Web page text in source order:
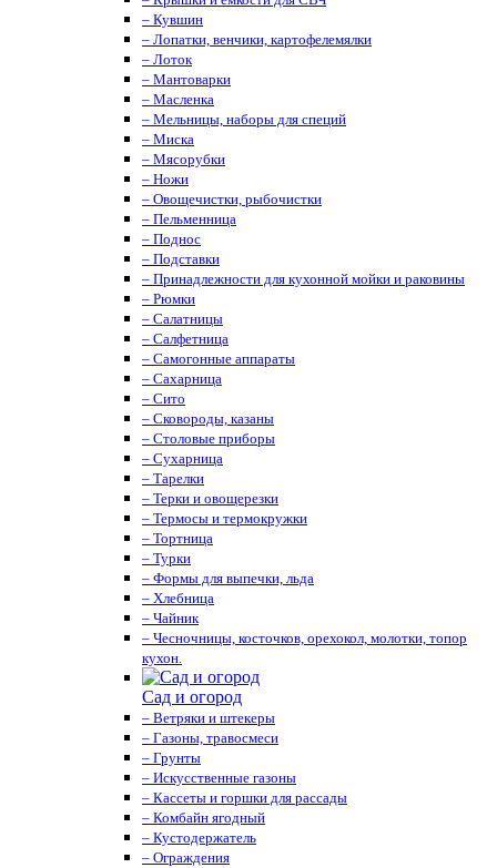
– Кувшин
– Лопатки, венчики, картофелемялки
– Лоток
– Мантоварки
– Масленка
– Мельницы, наборы для специй
– Миска
– Мясорубки
– Ножи
– Овощечистки, рыбочистки
– Пельменница
– Поднос
– Подставки
– Принадлежности для кухонной мойки и раковины
– Рюмки
– Салатницы
– Салфетница
– Самогонные аппараты
– Сахарница
– Сито
– Сковороды, казаны
– Столовые приборы
– Сухарница
– Тарелки
– Терки и овощерезки
– Термосы и термокружки
– Тортница
– Турки
– Формы для выпечки, льда
– Хлебница
– Чайник
– Чесночницы, косточков, орехокол, молотки, топор
кухон.
Сад и огород
– Ветряки и штекеры
– Газоны, травосмеси
– Грунты
– Искусственные газоны
– Кассеты и горшки для рассады
– Комбайн ягодный
– Кустодержатель
– Ограждения